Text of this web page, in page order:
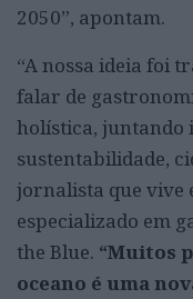
2050”, apontam.
“A nossa ideia foi
falar de
holística, juntando
sustentabilidade,
jornalista que vive
especializado em
the Blue. “Muitos
oceano é uma